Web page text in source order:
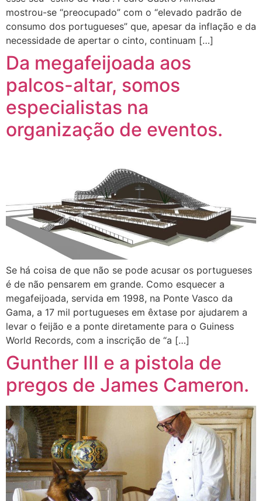
mostrou-se “preocupado” com o “elevado padrão de
consumo dos portugueses” que, apesar da inflação e da
necessidade de apertar o cinto, continuam […]
Da megafeijoada aos
palcos-altar, somos
especialistas na
organização de eventos.
Se há coisa de que não se pode acusar os portugueses
é de não pensarem em grande. Como esquecer a
megafeijoada, servida em 1998, na Ponte Vasco da
Gama, a 17 mil portugueses em êxtase por ajudarem a
levar o feijão e a ponte diretamente para o Guiness
World Records, com a inscrição de “a […]
Gunther III e a pistola de
pregos de James Cameron.